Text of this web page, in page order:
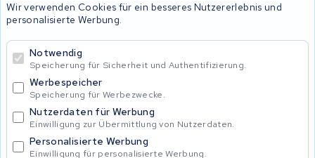
Wir verwenden Cookies für ein besseres Nutzererlebnis und
personalisierte Werbung.
Notwendig
Speicherung für Sicherheit und Authentifizierung.
Werbespeicher
Speicherung für Werbezwecke.
Nutzerdaten für Werbung
Einwilligung zur Übermittlung von Nutzerdaten.
Personalisierte Werbung
Einwilligung für personalisierte Werbung.
Allgemeine Geschäftsbedingungen
Privacy Policy